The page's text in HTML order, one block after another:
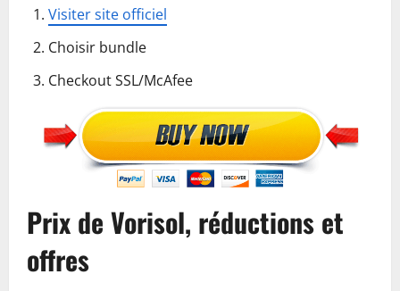
Visiter site officiel
Choisir bundle
Checkout SSL/McAfee
Prix de Vorisol, réductions et
offres